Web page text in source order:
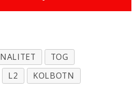
TOG
L2
KOLBOTN